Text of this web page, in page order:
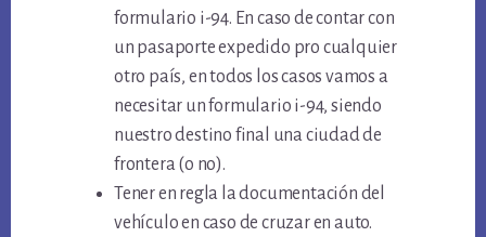
formulario i-94. En caso de contar con
un pasaporte expedido pro cualquier
otro país, en todos los casos vamos a
necesitar un formulario i-94, siendo
nuestro destino final una ciudad de
frontera (o no).
Tener en regla la documentación del
vehículo en caso de cruzar en auto.